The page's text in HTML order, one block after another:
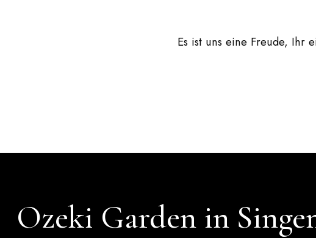
Es ist uns eine Freude, Ihr
Ozeki Garden in